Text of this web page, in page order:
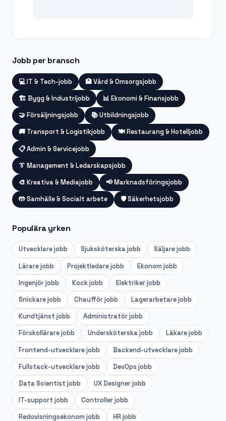
Jobb per bransch
💻IT & Tech-jobb 🏥Vård & Omsorgsjobb
🏗️ Bygg & Industrijobb 📊Ekonomi & Finansjobb
🤝Försäljningsjobb 📚Utbildningsjobb
🚚 Transport & Logistikjobb 🍽️Restaurang & Hotelljobb
📋Admin & Servicejobb
👔 Management & Ledarskapsjobb
🎨 Kreativa & Mediajobb 📢Marknadsföringsjobb
🤲Samhälle & Socialt arbete 🛡️Säkerhetsjobb
Populära yrken
Utvecklarejobb Sjuksköterskajobb Säljarejobb
Lärarejobb Projektledarejobb Ekonom jobb
Ingenjörjobb Kockjobb Elektrikerjobb
Snickarejobb Chaufförjobb Lagerarbetarejobb
Kundtjänst jobb Administratörjobb
Förskollärarejobb Undersköterskajobb Läkarejobb
Frontend-utvecklarejobb Backend-utvecklarejobb
Fullstack-utvecklarejobb DevOps jobb
Data Scientist jobb UX Designerjobb
IT-support jobb Controllerjobb
Redovisningsekonom jobb HR jobb